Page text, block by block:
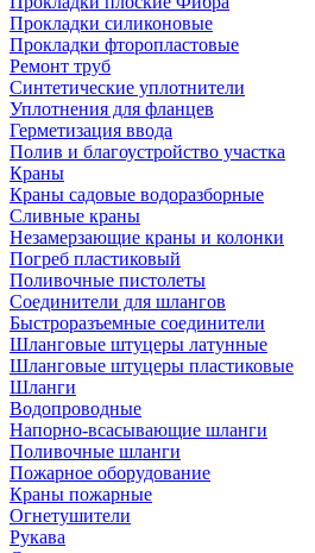
Прокладки силиконовые
Прокладки фторопластовые
Ремонт труб
Синтетические уплотнители
Уплотнения для фланцев
Герметизация ввода
Полив и благоустройство участка
Краны
Краны садовые водоразборные
Сливные краны
Незамерзающие краны и колонки
Погреб пластиковый
Поливочные пистолеты
Соединители для шлангов
Быстроразъемные соединители
Шланговые штуцеры латунные
Шланговые штуцеры пластиковые
Шланги
Водопроводные
Напорно-всасывающие шланги
Поливочные шланги
Пожарное оборудование
Краны пожарные
Огнетушители
Рукава